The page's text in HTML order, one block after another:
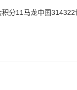
分11马龙中国